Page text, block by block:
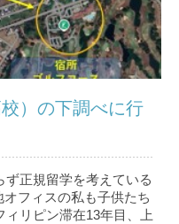
）の下調べに行
正規留学を考えている
フィスの私も子供たち
ィリピン滞在13年目、上